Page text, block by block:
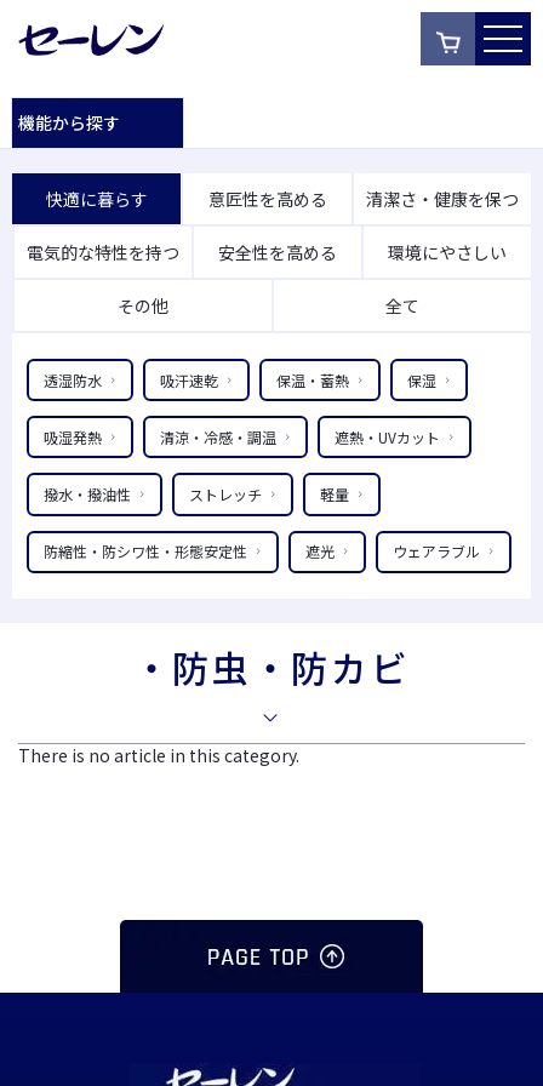
機能から探す
快適に暮らす
透湿防水 吸汗速乾 保温・蓄熱 保湿
吸湿発熱 清涼・冷感・調温 遮熱・UVカット
撥水・撥油性 ストレッチ 軽量
防縮性・防シワ性・形態安定性 遮光 ウェアラブル
意匠性を高める 清潔さ・健康を保つ
電気的な特性を持つ 安全性を高める 環境にやさしい
その他 全て
・防虫・防カビ
There is no article in this category.